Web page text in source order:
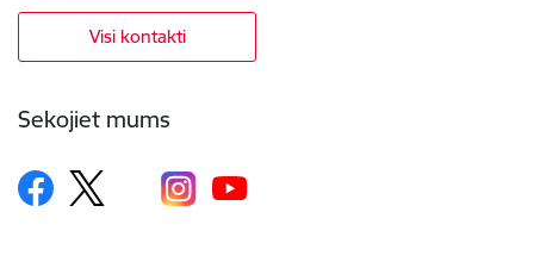
Visi kontakti
Sekojiet mums